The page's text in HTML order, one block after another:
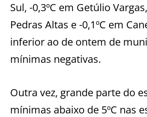
Sul, -0,3ºC em Getúlio
Pedras Altas e -0,1ºC em
inferior ao de ontem de
mínimas negativas.
Outra vez, grande parte do
mínimas abaixo de 5ºC nas